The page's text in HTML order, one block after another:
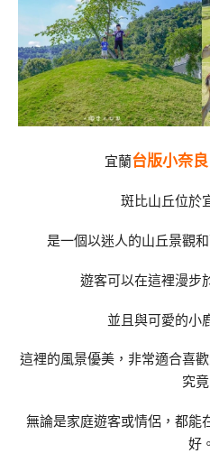
宜蘭台版小奈良
斑比山丘位於
是一個以迷人的山丘景觀
遊客可以在這裡漫步
並且與可愛的小
這裡的風景優美，非常適合喜
究竟
無論是家庭遊客或情侶，都能
好。